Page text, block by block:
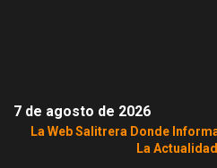
7 de agosto de 2026
La Web Salitrera Donde
La